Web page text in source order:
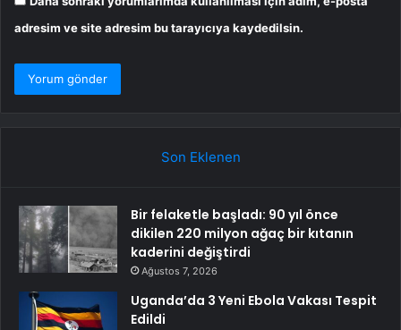
adresim ve site adresim bu tarayıcıya kaydedilsin.
Son Eklenen
Bir felaketle başladı: 90 yıl önce
dikilen 220 milyon ağaç bir kıtanın
kaderini değiştirdi
Ağustos 7, 2026
Uganda’da 3 Yeni Ebola Vakası Tespit
Edildi